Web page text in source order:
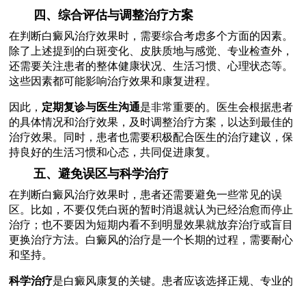
四、综合评估与调整治疗方案
在判断白癜风治疗效果时，需要综合考虑多个方面的因素。
除了上述提到的白斑变化、皮肤质地与感觉、专业检查外，
还需要关注患者的整体健康状况、生活习惯、心理状态等。
这些因素都可能影响治疗效果和康复进程。
因此， 定期复诊与医生沟通是非常重要的。医生会根据患者
的具体情况和治疗效果，及时调整治疗方案，以达到最佳的
治疗效果。同时，患者也需要积极配合医生的治疗建议，保
持良好的生活习惯和心态，共同促进康复。
五、避免误区与科学治疗
在判断白癜风治疗效果时，患者还需要避免一些常见的误
区。比如，不要仅凭白斑的暂时消退就认为已经治愈而停止
治疗；也不要因为短期内看不到明显效果就放弃治疗或盲目
更换治疗方法。白癜风的治疗是一个长期的过程，需要耐心
和坚持。
科学治疗是白癜风康复的关键。患者应该选择正规、专业的